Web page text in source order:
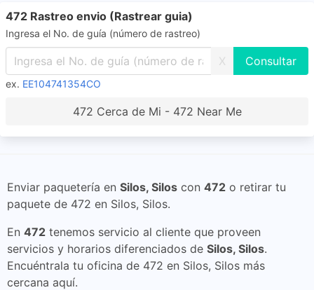
472 Rastreo envio (Rastrear guia)
Ingresa el No. de guía (número de rastreo)
X
ex. EE104741354CO
472 Cerca de Mi - 472 Near Me
Enviar paquetería en Silos, Silos con 472 o retirar tu
paquete de 472 en Silos, Silos.
En 472 tenemos servicio al cliente que proveen
servicios y horarios diferenciados de Silos, Silos.
Encuéntrala tu oficina de 472 en Silos, Silos más
cercana aquí.